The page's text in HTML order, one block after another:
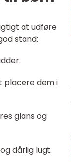
at udføre
stand:
placere dem i
glans og
dårlig lugt.